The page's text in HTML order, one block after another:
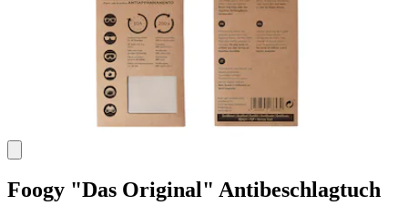
Foogy "Das Original" Antibeschlagtuch